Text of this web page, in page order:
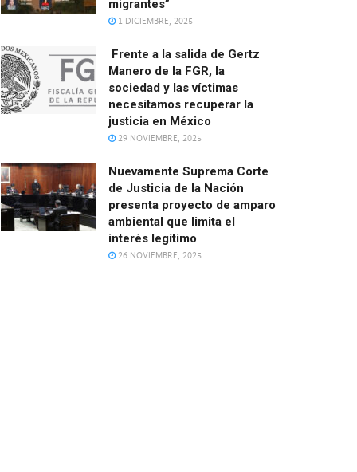
migrantes”
1 DICIEMBRE, 2025
Frente a la salida de Gertz
Manero de la FGR, la
sociedad y las víctimas
necesitamos recuperar la
justicia en México
29 NOVIEMBRE, 2025
Nuevamente Suprema Corte
de Justicia de la Nación
presenta proyecto de amparo
ambiental que limita el
interés legítimo
26 NOVIEMBRE, 2025